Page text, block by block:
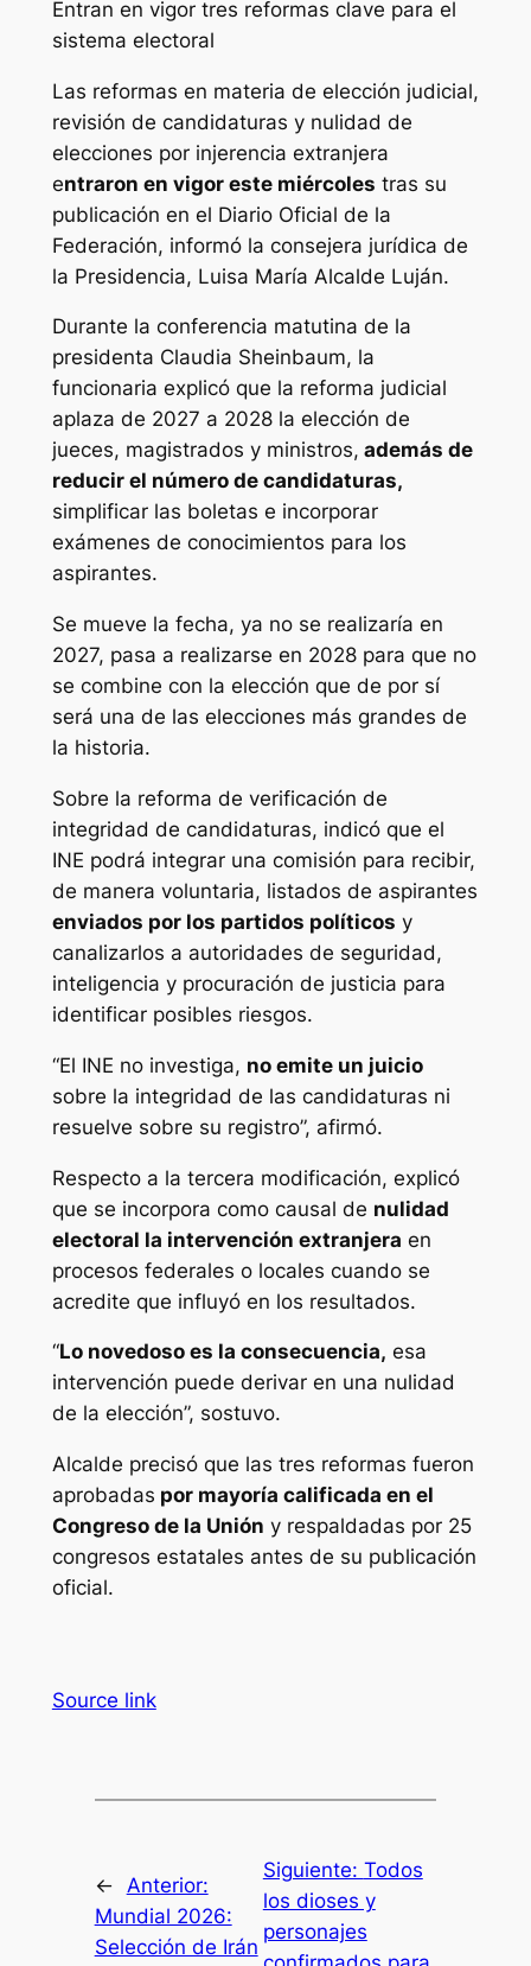
Entran en vigor tres reformas clave para el
sistema electoral
Las reformas en materia de elección judicial,
revisión de candidaturas y nulidad de
elecciones por injerencia extranjera
entraron en vigor este miércoles tras su
publicación en el Diario Oficial de la
Federación, informó la consejera jurídica de
la Presidencia, Luisa María Alcalde Luján.
Durante la conferencia matutina de la
presidenta Claudia Sheinbaum, la
funcionaria explicó que la reforma judicial
aplaza de 2027 a 2028 la elección de
jueces, magistrados y ministros, además de
reducir el número de candidaturas,
simplificar las boletas e incorporar
exámenes de conocimientos para los
aspirantes.
Se mueve la fecha, ya no se realizaría en
2027, pasa a realizarse en 2028 para que no
se combine con la elección que de por sí
será una de las elecciones más grandes de
la historia.
Sobre la reforma de verificación de
integridad de candidaturas, indicó que el
INE podrá integrar una comisión para recibir,
de manera voluntaria, listados de aspirantes
enviados por los partidos políticos y
canalizarlos a autoridades de seguridad,
inteligencia y procuración de justicia para
identificar posibles riesgos.
“El INE no investiga, no emite un juicio
sobre la integridad de las candidaturas ni
resuelve sobre su registro”, afirmó.
Respecto a la tercera modificación, explicó
que se incorpora como causal de nulidad
electoral la intervención extranjera en
procesos federales o locales cuando se
acredite que influyó en los resultados.
“Lo novedoso es la consecuencia, esa
intervención puede derivar en una nulidad
de la elección”, sostuvo.
Alcalde precisó que las tres reformas fueron
aprobadas por mayoría calificada en el
Congreso de la Unión y respaldadas por 25
congresos estatales antes de su publicación
oficial.
Source link
←
Anterior:
Mundial 2026:
Selección de Irán
Siguiente: Todos
los dioses y
personajes